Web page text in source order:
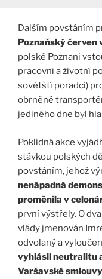
Dalším povstáním
Poznaňský červen
polské Poznani
pracovní a životní
sovětští poradci)
obrněné
jediného dne byl
Poklidná akce
stávkou polských
povstáním, jehož
nenápadná
proměnila v
první výstřely. O
vlády jmenován
odvolaný a
vyhlásil neutralitu
Varšavské